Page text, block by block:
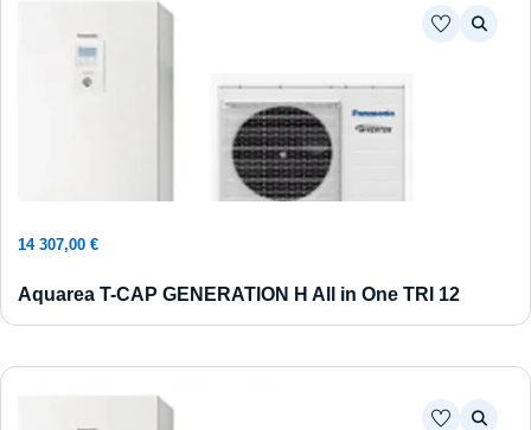
14 307,00 €
Aquarea T-CAP GENERATION H All in One TRI 12